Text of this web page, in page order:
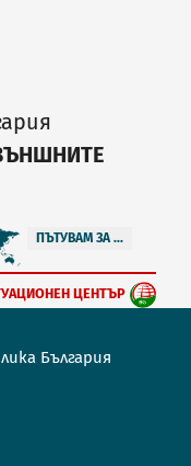
ПЪТУВАМ ЗА ...
ЦЕНТЪР
България